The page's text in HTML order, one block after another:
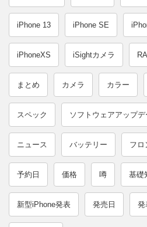
iPhone 13 iPhone SE
iPhoneXS iSightカメラ
まとめ カメラ カラー
スペック ソフトウェアアップデ
ニュース バッテリー フロ
予約日 価格 噂 基礎
新型iPhone発表 発売日 発